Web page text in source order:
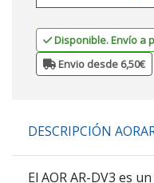
Disponible. Envío a
Envio desde 6,50€
DESCRIPCIÓN
El AOR AR-DV3 es